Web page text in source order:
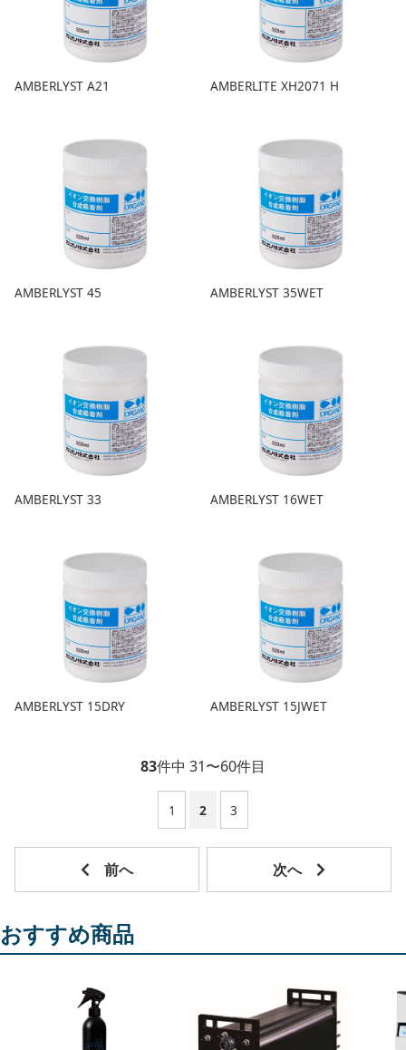
AMBERLYST A21 AMBERLITE XH2071 H
AMBERLYST 45 AMBERLYST 35WET
AMBERLYST 33 AMBERLYST 16WET
AMBERLYST 15DRY AMBERLYST 15JWET
83件中 31〜60件目
1 2 3
おすすめ商品